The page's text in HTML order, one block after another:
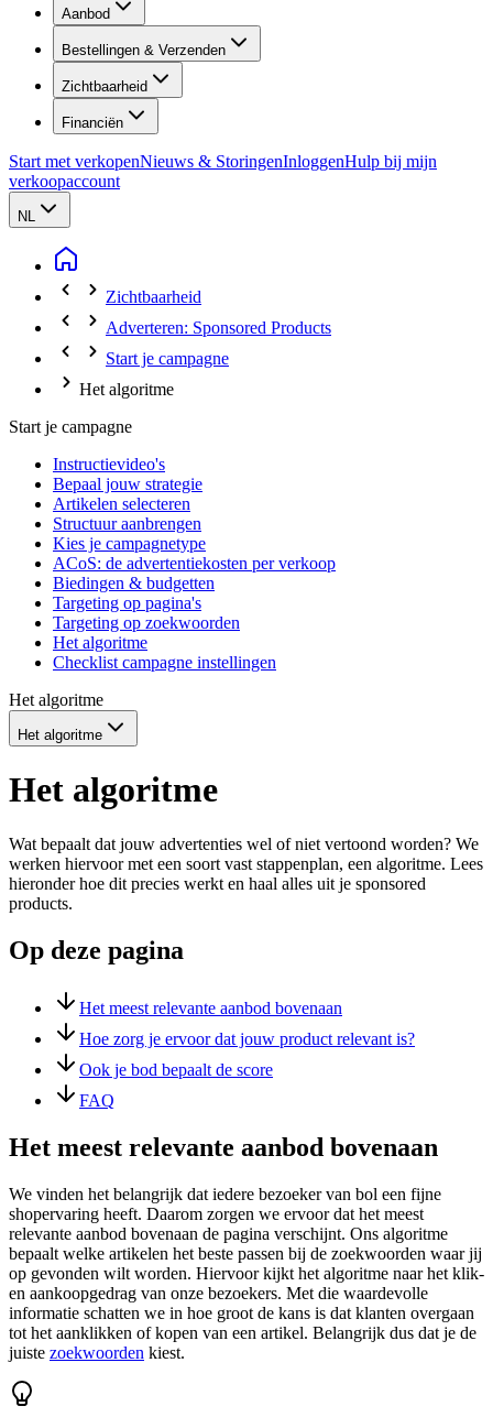
Aanbod
Bestellingen & Verzenden
Zichtbaarheid
Financiën
Start met verkopenNieuws & StoringenInloggenHulp bij mijn
verkoopaccount
NL
Zichtbaarheid
Adverteren: Sponsored Products
Start je campagne
Het algoritme
Start je campagne
Instructievideo's
Bepaal jouw strategie
Artikelen selecteren
Structuur aanbrengen
Kies je campagnetype
ACoS: de advertentiekosten per verkoop
Biedingen & budgetten
Targeting op pagina's
Targeting op zoekwoorden
Het algoritme
Checklist campagne instellingen
Het algoritme
Het algoritme
Het algoritme
Wat bepaalt dat jouw advertenties wel of niet vertoond worden? We
werken hiervoor met een soort vast stappenplan, een algoritme. Lees
hieronder hoe dit precies werkt en haal alles uit je sponsored
products.
Op deze pagina
Het meest relevante aanbod bovenaan
Hoe zorg je ervoor dat jouw product relevant is?
Ook je bod bepaalt de score
FAQ
Het meest relevante aanbod bovenaan
We vinden het belangrijk dat iedere bezoeker van bol een fijne
shopervaring heeft. Daarom zorgen we ervoor dat het meest
relevante aanbod bovenaan de pagina verschijnt. Ons algoritme
bepaalt welke artikelen het beste passen bij de zoekwoorden waar jij
op gevonden wilt worden. Hiervoor kijkt het algoritme naar het klik-
en aankoopgedrag van onze bezoekers. Met die waardevolle
informatie schatten we in hoe groot de kans is dat klanten overgaan
tot het aanklikken of kopen van een artikel. Belangrijk dus dat je de
juiste zoekwoorden kiest.